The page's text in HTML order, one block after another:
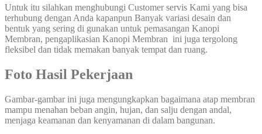
Untuk itu silahkan menghubungi Customer servis Kami yang bisa
terhubung dengan Anda kapanpun Banyak variasi desain dan
bentuk yang sering di gunakan untuk pemasangan Kanopi
Membran, pengaplikasian Kanopi Membran ini juga tergolong
fleksibel dan tidak memakan banyak tempat dan ruang.
Foto Hasil Pekerjaan
Gambar-gambar ini juga mengungkapkan bagaimana atap membran
mampu menahan beban angin, hujan, dan salju dengan andal,
menjaga keamanan dan kenyamanan di dalam bangunan.